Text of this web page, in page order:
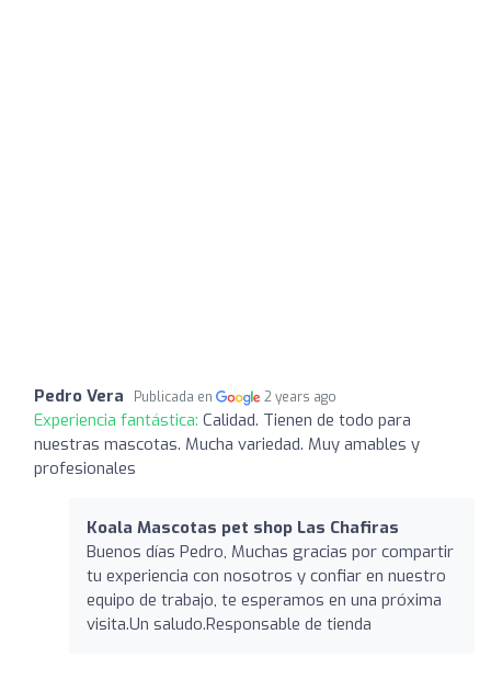
Pedro Vera Publicada en 2 years ago
Experiencia fantástica: Calidad. Tienen de todo para
nuestras mascotas. Mucha variedad. Muy amables y
profesionales
Koala Mascotas pet shop Las Chafiras
Buenos días Pedro, Muchas gracias por compartir
tu experiencia con nosotros y confiar en nuestro
equipo de trabajo, te esperamos en una próxima
visita.Un saludo.Responsable de tienda